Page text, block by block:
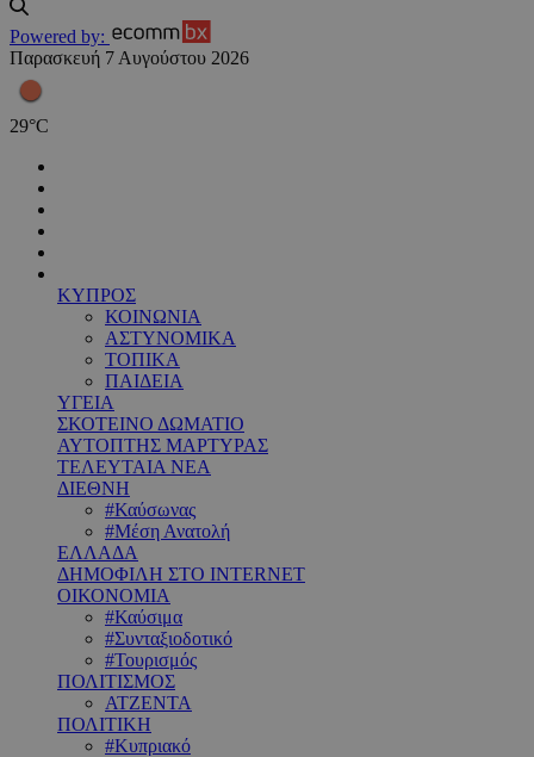
Powered by:
Παρασκευή 7 Αυγούστου 2026
29°C
ΚΥΠΡΟΣ
ΚΟΙΝΩΝΙΑ
ΑΣΤΥΝΟΜΙΚΑ
ΤΟΠΙΚΑ
ΠΑΙΔΕΙΑ
ΥΓΕΙΑ
ΣΚΟΤΕΙΝΟ ΔΩΜΑΤΙΟ
ΑΥΤΟΠΤΗΣ ΜΑΡΤΥΡΑΣ
ΤΕΛΕΥΤΑΙΑ ΝΕΑ
ΔΙΕΘΝΗ
#Καύσωνας
#Μέση Ανατολή
ΕΛΛΑΔΑ
ΔΗΜΟΦΙΛΗ ΣΤΟ INTERNET
ΟΙΚΟΝΟΜΙΑ
#Καύσιμα
#Συνταξιοδοτικό
#Τουρισμός
ΠΟΛΙΤΙΣΜΟΣ
ΑΤΖΕΝΤΑ
ΠΟΛΙΤΙΚΗ
#Κυπριακό